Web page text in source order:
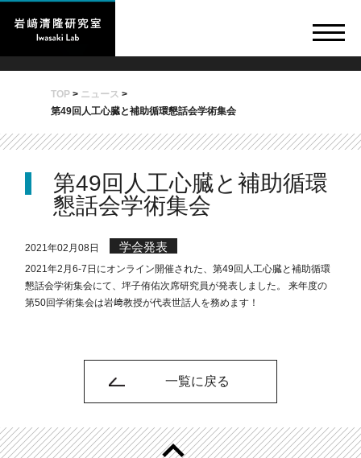
TOP> ニュース >
第49回人工心臓と補助循環懇話会学術集会
第49回人工心臓と補助循環
懇話会学術集会
2021年02月08日 学会発表
2021年2月6-7日にオンライン開催された、第49回人工心臓と補助循環
懇話会学術集会にて、坪子侑佑次席研究員が発表しました。 来年度の
第50回学術集会は岩﨑教授が代表世話人を務めます！
一覧に戻る